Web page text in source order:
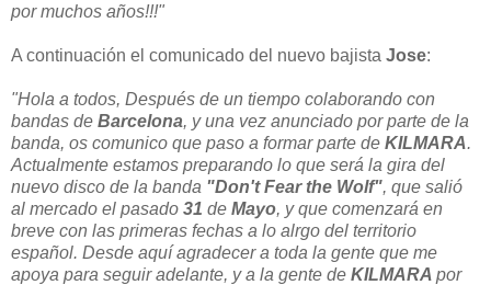
por muchos años!!!"
A continuación el comunicado del nuevo bajista Jose:
"Hola a todos, Después de un tiempo colaborando con
bandas de Barcelona, y una vez anunciado por parte de la
banda, os comunico que paso a formar parte de KILMARA.
Actualmente estamos preparando lo que será la gira del
nuevo disco de la banda "Don't Fear the Wolf", que salió
al mercado el pasado 31 de Mayo, y que comenzará en
breve con las primeras fechas a lo alrgo del territorio
español. Desde aquí agradecer a toda la gente que me
apoya para seguir adelante, y a la gente de KILMARA por